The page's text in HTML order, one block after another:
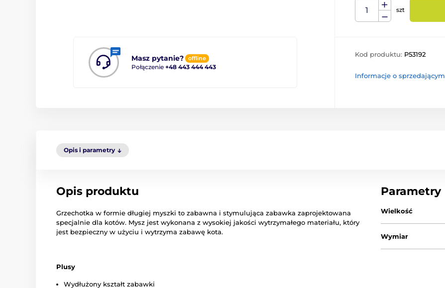
Masz pytanie? offline
Połączenie +48 443 444 443
szt
Kod produktu: P53192
Informacje o sprzedającym
Opis i parametry
Opis produktu
Grzechotka w formie długiej myszki to zabawna i stymulująca zabawka zaprojektowana
specjalnie dla kotów. Mysz jest wykonana z wysokiej jakości wytrzymałego materiału, który
jest bezpieczny w użyciu i wytrzyma zabawę kota.
Plusy
Wydłużony kształt zabawki
Parametry
Wielkość
Wymiar